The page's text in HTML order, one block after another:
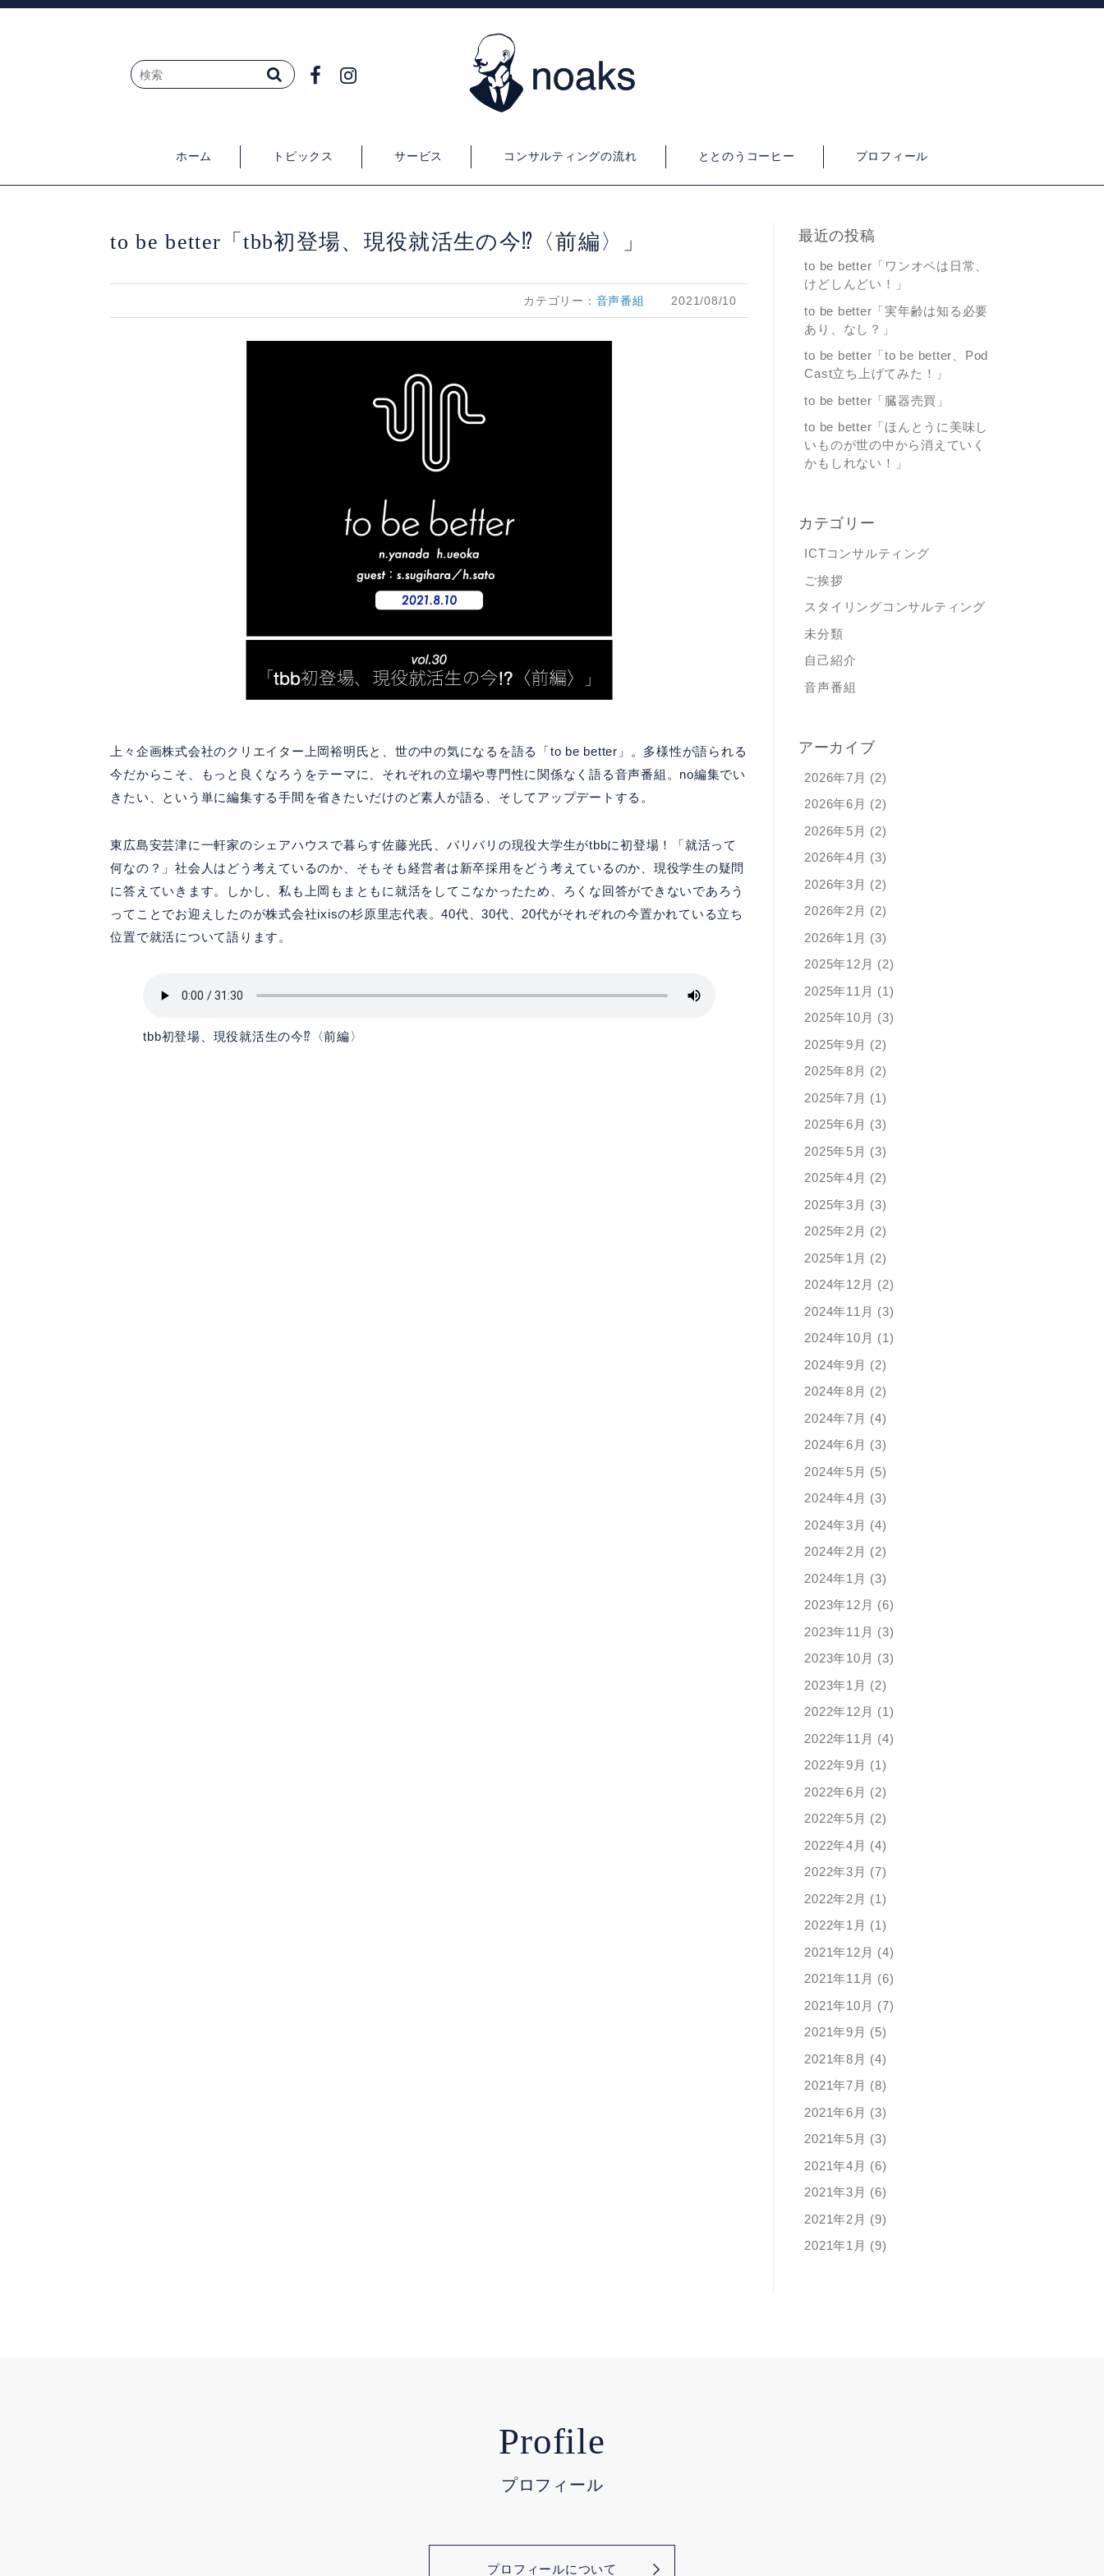
ホーム トピックス サービス コンサルティングの流れ ととのうコーヒー プロフィール
to be better「tbb初登場、現役就活生の今⁉︎〈前編〉」
カテゴリー： 音声番組 2021/08/10
上々企画株式会社のクリエイター上岡裕明氏と、世の中の気になるを語る「to be better」。多様性が語られる
今だからこそ、もっと良くなろうをテーマに、それぞれの立場や専門性に関係なく語る音声番組。no編集でい
きたい、という単に編集する手間を省きたいだけのど素人が語る、そしてアップデートする。
東広島安芸津に一軒家のシェアハウスで暮らす佐藤光氏、バリバリの現役大学生がtbbに初登場！「就活って
何なの？」社会人はどう考えているのか、そもそも経営者は新卒採用をどう考えているのか、現役学生の疑問
に答えていきます。しかし、私も上岡もまともに就活をしてこなかったため、ろくな回答ができないであろう
ってことでお迎えしたのが株式会社ixisの杉原里志代表。40代、30代、20代がそれぞれの今置かれている立ち
位置で就活について語ります。
tbb初登場、現役就活生の今⁉︎〈前編〉
最近の投稿
to be better「ワンオペは日常、
けどしんどい！」
to be better「実年齢は知る必要
あり、なし？」
to be better「to be better、Pod
Cast立ち上げてみた！」
to be better「臓器売買」
to be better「ほんとうに美味し
いものが世の中から消えていく
かもしれない！」
カテゴリー
ICTコンサルティング
ご挨拶
スタイリングコンサルティング
未分類
自己紹介
音声番組
アーカイブ
2026年7月 (2)
2026年6月 (2)
2026年5月 (2)
2026年4月 (3)
2026年3月 (2)
2026年2月 (2)
2026年1月 (3)
2025年12月 (2)
2025年11月 (1)
2025年10月 (3)
2025年9月 (2)
2025年8月 (2)
2025年7月 (1)
2025年6月 (3)
2025年5月 (3)
2025年4月 (2)
2025年3月 (3)
2025年2月 (2)
2025年1月 (2)
2024年12月 (2)
2024年11月 (3)
2024年10月 (1)
2024年9月 (2)
2024年8月 (2)
2024年7月 (4)
2024年6月 (3)
2024年5月 (5)
2024年4月 (3)
2024年3月 (4)
2024年2月 (2)
2024年1月 (3)
2023年12月 (6)
2023年11月 (3)
2023年10月 (3)
2023年1月 (2)
2022年12月 (1)
2022年11月 (4)
2022年9月 (1)
2022年6月 (2)
2022年5月 (2)
2022年4月 (4)
2022年3月 (7)
2022年2月 (1)
2022年1月 (1)
2021年12月 (4)
2021年11月 (6)
2021年10月 (7)
2021年9月 (5)
2021年8月 (4)
2021年7月 (8)
2021年6月 (3)
2021年5月 (3)
2021年4月 (6)
2021年3月 (6)
2021年2月 (9)
2021年1月 (9)
Profile
プロフィール
プロフィールについて